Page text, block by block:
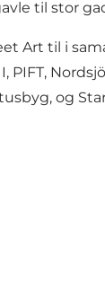
til stor
Art til i
PIFT,
og